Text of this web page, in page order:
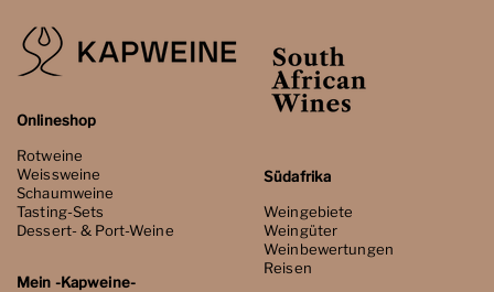
Onlineshop
Rotweine
Weissweine
Schaumweine
Tasting-Sets
Dessert- & Port-Weine
Mein -Kapweine-
Südafrika
Weingebiete
Weingüter
Weinbewertungen
Reisen